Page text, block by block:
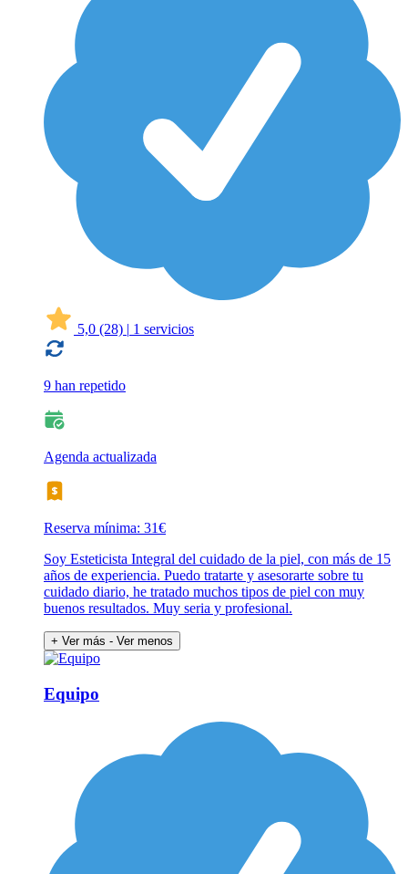
5,0 (28) | 1 servicios
9 han repetido
Agenda actualizada
Reserva mínima: 31€
Soy Esteticista Integral del cuidado de la piel, con más de 15
años de experiencia. Puedo tratarte y asesorarte sobre tu
cuidado diario, he tratado muchos tipos de piel con muy
buenos resultados. Muy seria y profesional.
+ Ver más - Ver menos
Equipo